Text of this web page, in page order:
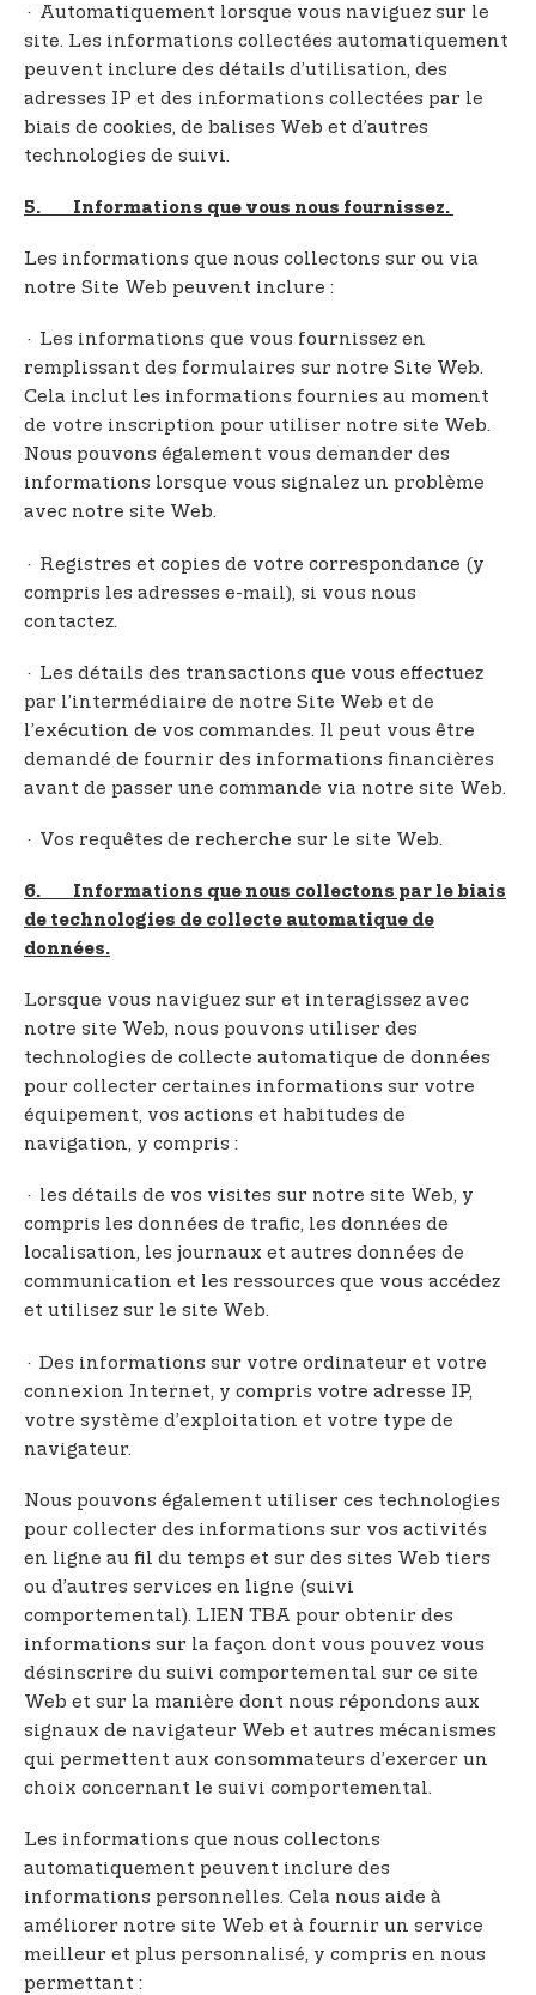
· Automatiquement lorsque vous naviguez sur le
site. Les informations collectées automatiquement
peuvent inclure des détails d’utilisation, des
adresses IP et des informations collectées par le
biais de cookies, de balises Web et d’autres
technologies de suivi.
5. Informations que vous nous fournissez.
Les informations que nous collectons sur ou via
notre Site Web peuvent inclure :
· Les informations que vous fournissez en
remplissant des formulaires sur notre Site Web.
Cela inclut les informations fournies au moment
de votre inscription pour utiliser notre site Web.
Nous pouvons également vous demander des
informations lorsque vous signalez un problème
avec notre site Web.
· Registres et copies de votre correspondance (y
compris les adresses e-mail), si vous nous
contactez.
· Les détails des transactions que vous effectuez
par l’intermédiaire de notre Site Web et de
l’exécution de vos commandes. Il peut vous être
demandé de fournir des informations financières
avant de passer une commande via notre site Web.
· Vos requêtes de recherche sur le site Web.
6. Informations que nous collectons par le biais
de technologies de collecte automatique de
données.
Lorsque vous naviguez sur et interagissez avec
notre site Web, nous pouvons utiliser des
technologies de collecte automatique de données
pour collecter certaines informations sur votre
équipement, vos actions et habitudes de
navigation, y compris :
· les détails de vos visites sur notre site Web, y
compris les données de trafic, les données de
localisation, les journaux et autres données de
communication et les ressources que vous accédez
et utilisez sur le site Web.
· Des informations sur votre ordinateur et votre
connexion Internet, y compris votre adresse IP,
votre système d’exploitation et votre type de
navigateur.
Nous pouvons également utiliser ces technologies
pour collecter des informations sur vos activités
en ligne au fil du temps et sur des sites Web tiers
ou d’autres services en ligne (suivi
comportemental). LIEN TBA pour obtenir des
informations sur la façon dont vous pouvez vous
désinscrire du suivi comportemental sur ce site
Web et sur la manière dont nous répondons aux
signaux de navigateur Web et autres mécanismes
qui permettent aux consommateurs d’exercer un
choix concernant le suivi comportemental.
Les informations que nous collectons
automatiquement peuvent inclure des
informations personnelles. Cela nous aide à
améliorer notre site Web et à fournir un service
meilleur et plus personnalisé, y compris en nous
permettant :